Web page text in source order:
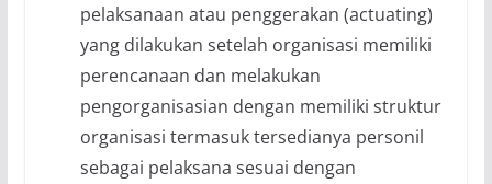
pelaksanaan atau penggerakan (actuating)
yang dilakukan setelah organisasi memiliki
perencanaan dan melakukan
pengorganisasian dengan memiliki struktur
organisasi termasuk tersedianya personil
sebagai pelaksana sesuai dengan